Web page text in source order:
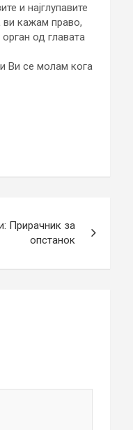
и најглупавите
ви кажам право,
од главата
Ви се молам кога
Прирачник за
опстанок